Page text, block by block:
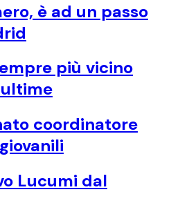
è ad un passo
più vicino
coordinatore
Lucumi dal